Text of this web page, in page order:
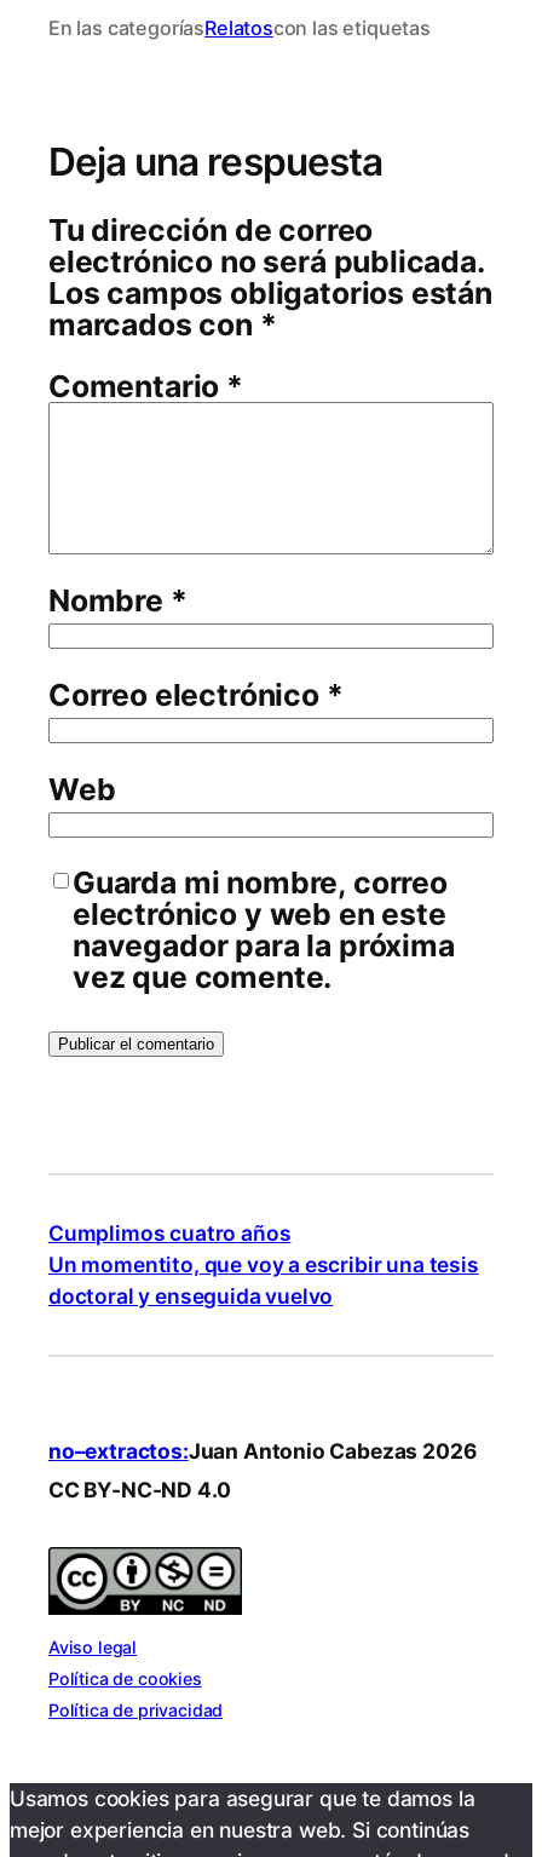
En las categoríasRelatoscon las etiquetas
Deja una respuesta
Tu dirección de correo
electrónico no será publicada.
Los campos obligatorios están
marcados con *
Comentario *
Nombre *
Correo electrónico *
Web
Guarda mi nombre, correo
electrónico y web en este
navegador para la próxima
vez que comente.
Cumplimos cuatro años
Un momentito, que voy a escribir una tesis
doctoral y enseguida vuelvo
no–extractos:Juan Antonio Cabezas 2026
CC BY-NC-ND 4.0
Aviso legal
Política de cookies
Política de privacidad
Usamos cookies para asegurar que te damos la
mejor experiencia en nuestra web. Si continúas